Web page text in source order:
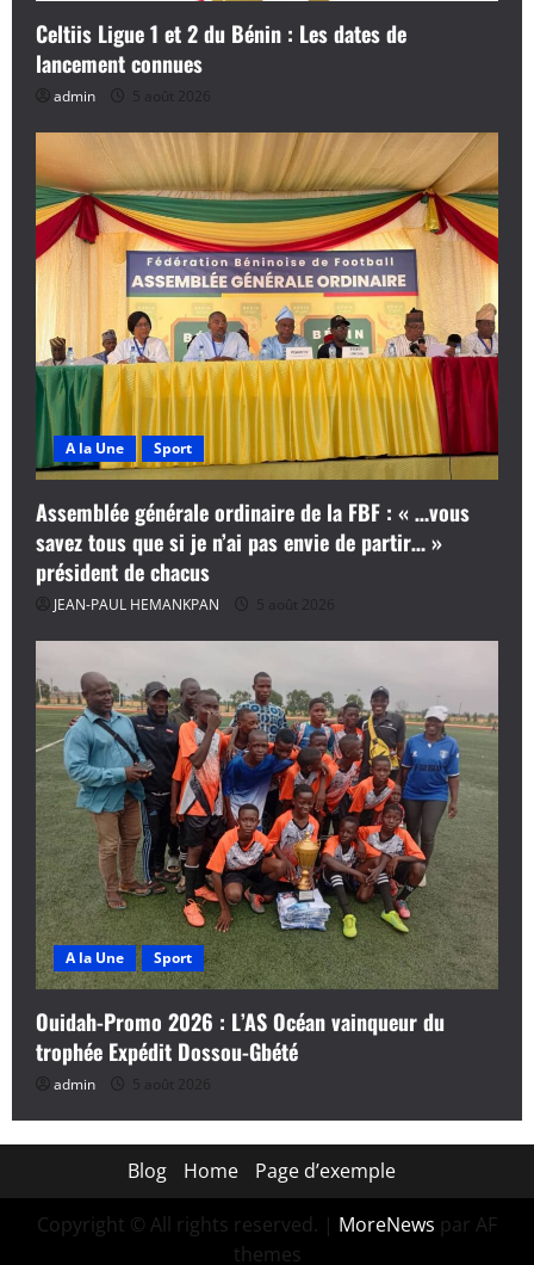
Celtiis Ligue 1 et 2 du Bénin : Les dates de
lancement connues
admin 5 août 2026
A la Une Sport
Assemblée générale ordinaire de la FBF : « …vous
savez tous que si je n’ai pas envie de partir… »
président de chacus
JEAN-PAUL HEMANKPAN 5 août 2026
A la Une Sport
Ouidah-Promo 2026 : L’AS Océan vainqueur du
trophée Expédit Dossou-Gbété
admin 5 août 2026
Blog Home Page d’exemple
Copyright © All rights reserved. | MoreNews par AF
themes